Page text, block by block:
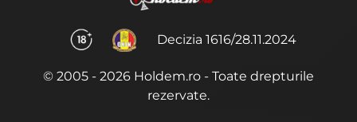
Decizia 1616/28.11.2024
© 2005 - 2026 Holdem.ro - Toate drepturile
rezervate.